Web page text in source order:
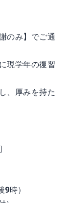
のみ】でご通
現学年の復習
、厚みを持た
時）